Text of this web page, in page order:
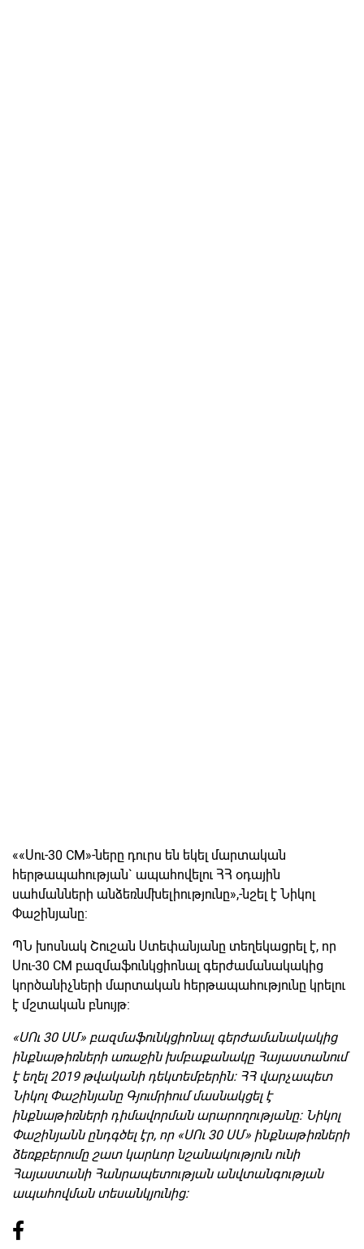
««Սու-30 CM»-ները դուրս են եկել մարտական
հերթապահության` ապահովելու ՀՀ օդային
սահմանների անձեռնմխելիությունը»,-նշել է Նիկոլ
Փաշինյանը:
ՊՆ խոսնակ Շուշան Ստեփանյանը տեղեկացրել է, որ
Սու-30 CM բազմաֆունկցիոնալ գերժամանակակից
կործանիչների մարտական հերթապահությունը կրելու
է մշտական բնույթ։
«ՍՈւ 30 ՍՄ» բազմաֆունկցիոնալ գերժամանակակից
ինքնաթիռների առաջին խմբաքանակը Հայաստանում
է եղել 2019 թվականի դեկտեմբերին: ՀՀ վարչապետ
Նիկոլ Փաշինյանը Գյումրիում մասնակցել է
ինքնաթիռների դիմավորման արարողությանը: Նիկոլ
Փաշինյանն ընդգծել էր, որ «ՍՈւ 30 ՍՄ» ինքնաթիռների
ձեռքբերումը շատ կարևոր նշանակություն ունի
Հայաստանի Հանրապետության անվտանգության
ապահովման տեսանկյունից: